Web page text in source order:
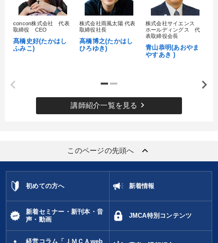
concon株式会社 代表
取締役 CEO
髙橋史好(たかはし
ふみこ)
株式会社雨風太陽 代表
取締役社長
高橋博之(たかはし
ひろゆき)
株式会社サイエンス
ホールディングス 代
表取締役会長
青山恭明(あおやま
やすあき )
講師紹介一覧を見る keyboard_arrow_right
このページの先頭へ keyboard_arrow_up
初めての方へ 新着情報
新着セミナー・新刊本・音
声・動画
JMCA特別コンテンツ
経営コラム「ＪＭＣＡweb